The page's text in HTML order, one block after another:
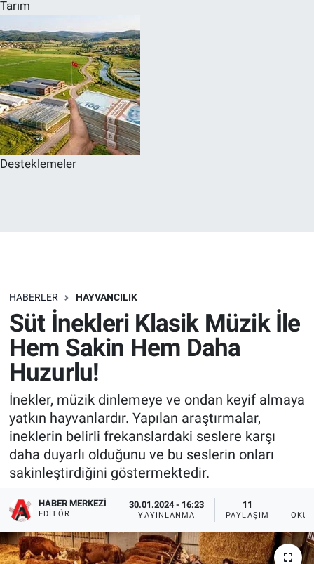
Tarım
Desteklemeler
HABERLER HAYVANCILIK
Süt İnekleri Klasik Müzik İle
Hem Sakin Hem Daha
Huzurlu!
İnekler, müzik dinlemeye ve ondan keyif almaya
yatkın hayvanlardır. Yapılan araştırmalar,
ineklerin belirli frekanslardaki seslere karşı
daha duyarlı olduğunu ve bu seslerin onları
sakinleştirdiğini göstermektedir.
HABER MERKEZI
EDITÖR
30.01.2024 - 16:23
YAYINLANMA
11
PAYLAŞIM